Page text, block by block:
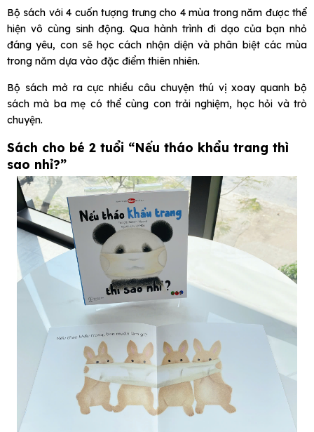
Bộ sách với 4 cuốn tượng trưng cho 4 mùa trong năm được thể
hiện vô cùng sinh động. Qua hành trình đi dạo của bạn nhỏ
đáng yêu, con sẽ học cách nhận diện và phân biệt các mùa
trong năm dựa vào đặc điểm thiên nhiên.
Bộ sách mở ra cực nhiều câu chuyện thú vị xoay quanh bộ
sách mà ba mẹ có thể cùng con trải nghiệm, học hỏi và trò
chuyện.
Sách cho bé 2 tuổi “Nếu tháo khẩu trang thì
sao nhỉ?”